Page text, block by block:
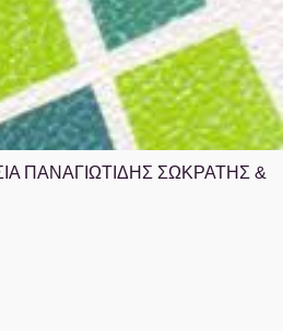
ΠΑΝΑΓΙΩΤΙΔΗΣ ΣΩΚΡΑΤΗΣ &